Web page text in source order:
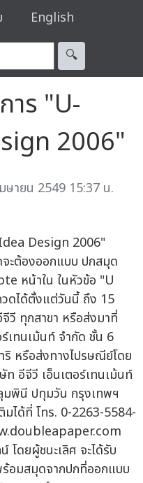
English
🔍︎
าร "U-
2006"
ษายน 2549 15:37 น.
Design 2006"
จะต้องออกแบบ ปกสมุด
หน้าใน ในหัวข้อ "U
วดได้ตั้งแต่วันนี้ ถึง 15
วี ทุกสาขา หรือส่งมาที่
เทนเม้นท์ จำกัด ชั้น 6
ริ หรือส่งทางไปรษณีย์โดย
อีจีวี เอ็นเตอร์เทนเม้นท์
มพินี ปทุมวัน กรุงเทพฯ
มได้ที่ โทร. 0-2263-5584-
โดยผู้ชนะเลิศ จะได้รับ
อมสมุดจากปกที่ออกแบบ